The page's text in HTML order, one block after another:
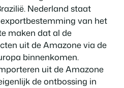
Nederland staat
van het
maken dat al de
uit de Amazone via de
binnenkomen.
uit de Amazone
de ontbossing in